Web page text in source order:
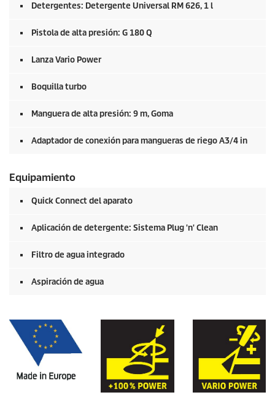
Detergentes: Detergente Universal RM 626, 1 l
Pistola de alta presión: G 180 Q
Lanza Vario Power
Boquilla turbo
Manguera de alta presión: 9 m, Goma
Adaptador de conexión para mangueras de riego A3/4 in
Equipamiento
Quick Connectdel aparato
Aplicación de detergente: Sistema Plug 'n' Clean
Filtro de agua integrado
Aspiración de agua